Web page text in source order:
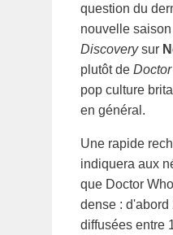
question du
nouvelle
Discoverysur
plutôt de
pop culture
en général.
Une rapide
indiquera aux
que Doctor
dense : d'abord
diffusées entre